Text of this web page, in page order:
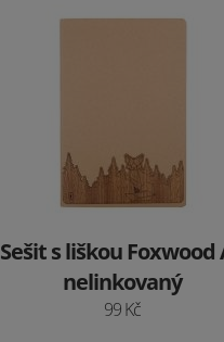
Sešit s liškou Foxwood
nelinkovaný
99 Kč